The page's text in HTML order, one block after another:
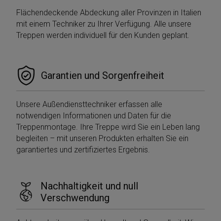
Flächendeckende Abdeckung aller Provinzen in Italien
mit einem Techniker zu Ihrer Verfügung. Alle unsere
Treppen werden individuell für den Kunden geplant.
Garantien und Sorgenfreiheit
Unsere Außendiensttechniker erfassen alle
notwendigen Informationen und Daten für die
Treppenmontage. Ihre Treppe wird Sie ein Leben lang
begleiten – mit unseren Produkten erhalten Sie ein
garantiertes und zertifiziertes Ergebnis.
Nachhaltigkeit und null
Verschwendung